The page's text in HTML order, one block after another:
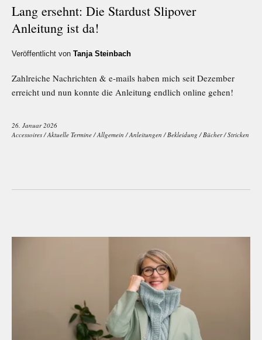
Lang ersehnt: Die Stardust Slipover
Anleitung ist da!
Veröffentlicht von Tanja Steinbach
Zahlreiche Nachrichten & e-mails haben mich seit Dezember
erreicht und nun konnte die Anleitung endlich online gehen!
26. Januar 2026
Accessoires /Aktuelle Termine /Allgemein /Anleitungen / Bekleidung / Bücher/Stricken